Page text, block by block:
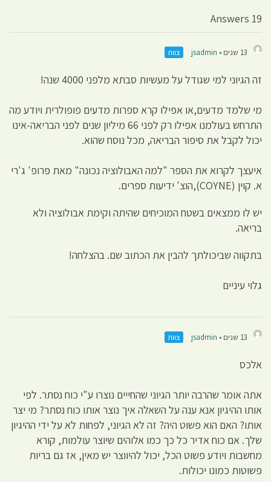
19 Answers
13 שנים • jsadmin צוות
זה הגיוני למי שגודל על מעשיות סבתא מלפני 4000 שנה!
מי שלמד מדעים,או אפילו קרא ספרות מדעים פופולרית ויודע מה
התרחש בעולמנו אפילו רק לפני 66 מיליון שנים לפני הבריאה-אינו
יכול לקבל את סיפור הבריאה, מכל נוסח שהוא.
איעצך לקרוא את הספר "למה האבולוציה נכונה" מאת פרופ' ג'רי
א. קוין (COYNE),הוצ' ידיעות ספרים.
יש לו ממצאים בשטח המוכיחים שהיתה וקימת אבולוציה ולא
בריאה.
בתקווה שביכולתך להבין את הכתוב שם. בהצלחה!
גלוי עיניים
13 שנים • jsadmin צוות
אלכס
אתה אומר שהרבה יותר הגיוני שהחייים נוצרו ע"י כוח נסתר. לפי
אותו ההיגיון אנא ענה על השאלה איך נוצר אותו כוח נסתר? מי יצר
אותו? האם הוא פשוט היה? זה לא הגיוני, לפחות לא על ידי ההיגיון
שלך. אם כוח אדיר כל כך כמו אלוהים שיוצר עולמות, קורא
מחשבות ויודע פשוט הכל, יכול להיווצר יש מאין, אז גם בריות
פשוטות כמונו יכולות.